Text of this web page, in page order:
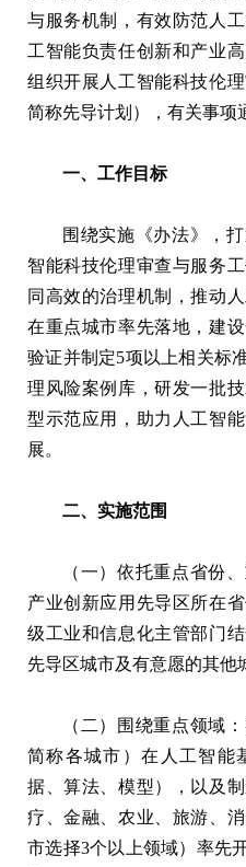
与服务机制，有效防范人
工智能负责任创新和产业
组织开展人工智能科技伦
简称先导计划），有关事项
一、工作目标
围绕实施《办法》，
智能科技伦理审查与服务
同高效的治理机制，推动
在重点城市率先落地，建
验证并制定5项以上相关标
理风险案例库，研发一批
型示范应用，助力人工智
展。
二、实施范围
（一）依托重点省份
产业创新应用先导区所在
级工业和信息化主管部门
先导区城市及有意愿的其他
（二）围绕重点领域
简称各城市）在人工智能
据、算法、模型），以及
疗、金融、农业、旅游、
市选择3个以上领域）率先